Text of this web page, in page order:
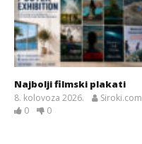
Najbolji filmski plakati
8. kolovoza 2026.
Siroki.com
0
0